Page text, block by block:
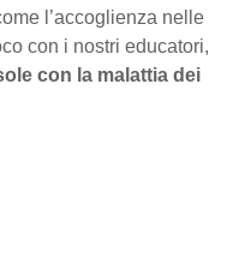
l’accoglienza nelle
con i nostri educatori,
con la malattia dei